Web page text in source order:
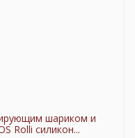
шариком и
Rolli силикон...